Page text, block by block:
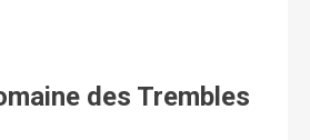
des Trembles